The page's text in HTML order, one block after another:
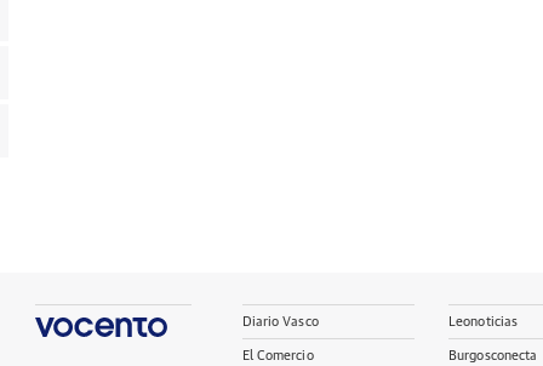
Diario Vasco
El Comercio
Leonoticias
Burgosconecta